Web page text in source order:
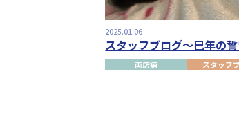
2025.01.06
スタッフブログ～巳年の
両店舗 スタッフ